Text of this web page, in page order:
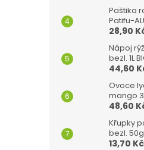
Paštika
Patifu-
28,90
Nápoj
bezl. 1L
44,60
Ovoce
mango
48,60
Křupky
bezl. 50g
13,70 Kč